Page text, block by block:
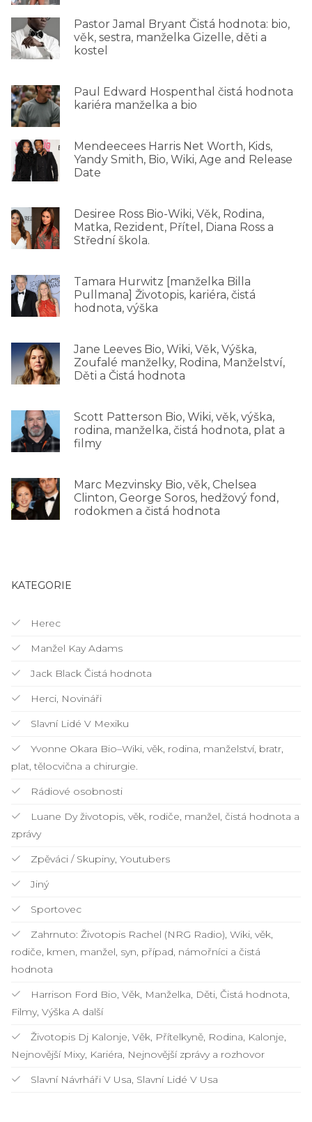
Pastor Jamal Bryant Čistá hodnota: bio,
věk, sestra, manželka Gizelle, děti a
kostel
Paul Edward Hospenthal čistá hodnota
kariéra manželka a bio
Mendeecees Harris Net Worth, Kids,
Yandy Smith, Bio, Wiki, Age and Release
Date
Desiree Ross Bio-Wiki, Věk, Rodina,
Matka, Rezident, Přítel, Diana Ross a
Střední škola.
Tamara Hurwitz [manželka Billa
Pullmana] Životopis, kariéra, čistá
hodnota, výška
Jane Leeves Bio, Wiki, Věk, Výška,
Zoufalé manželky, Rodina, Manželství,
Děti a Čistá hodnota
Scott Patterson Bio, Wiki, věk, výška,
rodina, manželka, čistá hodnota, plat a
filmy
Marc Mezvinsky Bio, věk, Chelsea
Clinton, George Soros, hedžový fond,
rodokmen a čistá hodnota
KATEGORIE
Herec
Manžel Kay Adams
Jack Black Čistá hodnota
Herci, Novináři
Slavní Lidé V Mexiku
Yvonne Okara Bio–Wiki, věk, rodina, manželství, bratr,
plat, tělocvična a chirurgie.
Rádiové osobnosti
Luane Dy životopis, věk, rodiče, manžel, čistá hodnota a
zprávy
Zpěváci / Skupiny, Youtubers
Jiný
Sportovec
Zahrnuto: Životopis Rachel (NRG Radio), Wiki, věk,
rodiče, kmen, manžel, syn, případ, námořníci a čistá
hodnota
Harrison Ford Bio, Věk, Manželka, Děti, Čistá hodnota,
Filmy, Výška A další
Životopis Dj Kalonje, Věk, Přítelkyně, Rodina, Kalonje,
Nejnovější Mixy, Kariéra, Nejnovější zprávy a rozhovor
Slavní Návrháři V Usa, Slavní Lidé V Usa